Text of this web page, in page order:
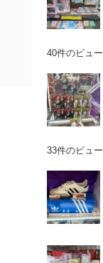
40件のビュー
33件のビュー